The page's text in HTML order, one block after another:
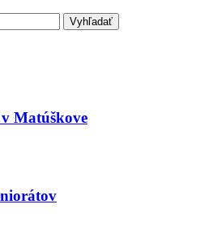
Vyhľadať
Matúškove